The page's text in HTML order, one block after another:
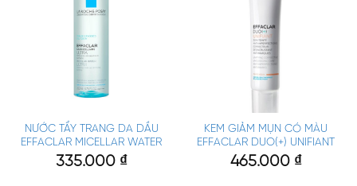
NƯỚC TẨY TRANG DA DẦU
EFFACLAR MICELLAR WATER
335.000 ₫
KEM GIẢM MỤN CÓ MÀU
EFFACLAR DUO(+) UNIFIANT
465.000 ₫